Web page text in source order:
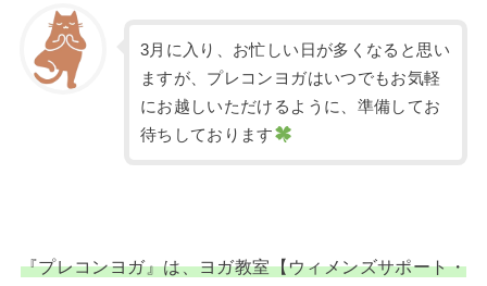
3月に入り、お忙しい日が多くなると思い
ますが、プレコンヨガはいつでもお気軽
にお越しいただけるように、準備してお
待ちしております
『プレコンヨガ』は、ヨガ教室【ウィメンズサポート・